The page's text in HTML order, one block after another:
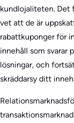
kundlojaliteten. Det
vet att de är
rabattkuponger för
innehåll som svarar
lösningar, och
skräddarsy ditt